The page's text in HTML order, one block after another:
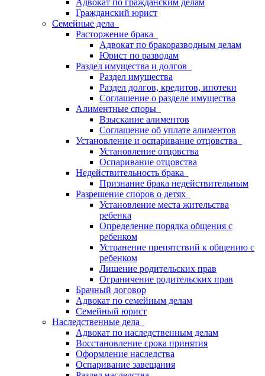
Адвокат по гражданским делам
Гражданский юрист
Семейные дела
Расторжение брака
Адвокат по бракоразводным делам
Юрист по разводам
Раздел имущества и долгов
Раздел имущества
Раздел долгов, кредитов, ипотеки
Соглашение о разделе имущества
Алиментные споры
Взыскание алиментов
Соглашение об уплате алиментов
Установление и оспаривание отцовства
Установление отцовства
Оспаривание отцовства
Недействительность брака
Признание брака недействительным
Разрешение споров о детях
Установление места жительства
ребенка
Определение порядка общения с
ребенком
Устранение препятствий к общению с
ребенком
Лишение родительских прав
Ограничение родительских прав
Брачный договор
Адвокат по семейным делам
Семейный юрист
Наследственные дела
Адвокат по наследственным делам
Восстановление срока принятия
Оформление наследства
Оспаривание завещания